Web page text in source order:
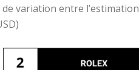
variation entre l’estimation